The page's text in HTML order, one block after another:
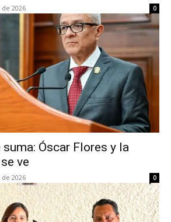
2026 0
Óscar Flores y la
ve
2026 0